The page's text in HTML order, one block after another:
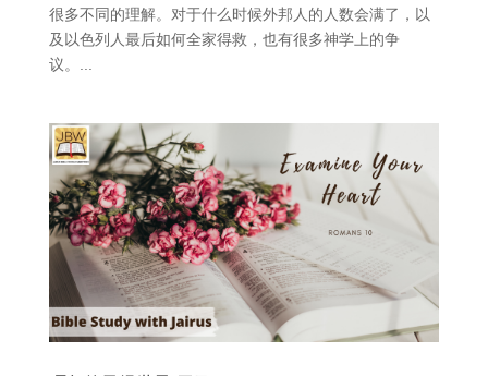
很多不同的理解。对于什么时候外邦人的人数会满了，以
及以色列人最后如何全家得救，也有很多神学上的争
议。...